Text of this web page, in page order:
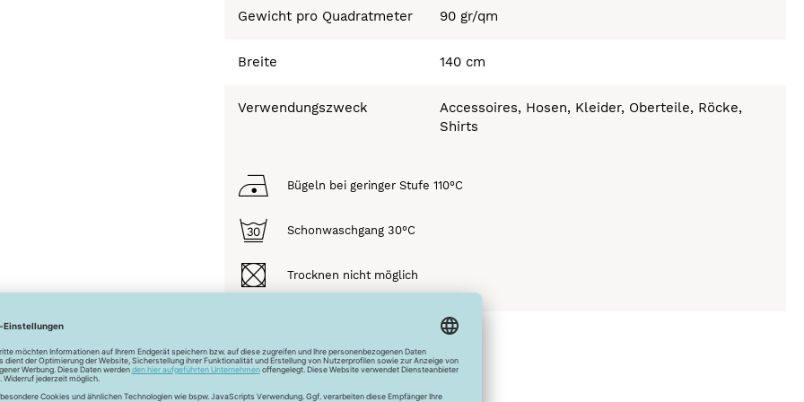
Gewicht pro Quadratmeter 90 gr/qm
Breite 140 cm
Verwendungszweck
Accessoires, Hosen, Kleider, Oberteile, Röcke,
Shirts
Bügeln bei geringer Stufe 110°C
Schonwaschgang 30°C
Trocknen nicht möglich